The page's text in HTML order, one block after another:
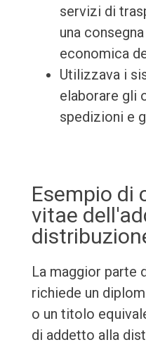
servizi di
una
economica
Utilizzava i
elaborare gli
spedizioni e
Esempio di
vitae
La maggior parte
richiede un
o un titolo
di addetto alla